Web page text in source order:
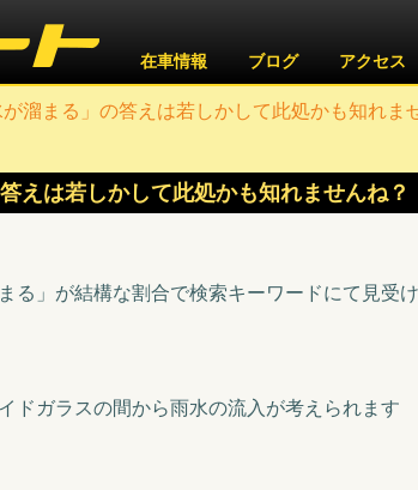
在車情報 ブログ アクセス
が溜まる」の答えは若しかして此処かも知れま
えは若しかして此処かも知れませんね？
る」が結構な割合で検索キーワードにて見受け
ドガラスの間から雨水の流入が考えられます